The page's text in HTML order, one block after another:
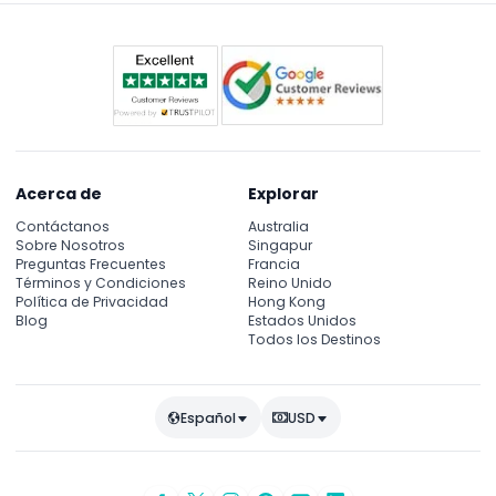
favor confirme al momento de la reserva).
Acerca de
Contáctanos
Sobre Nosotros
Preguntas Frecuentes
Términos y Condiciones
Política de Privacidad
Blog
Explorar
Australia
Singapur
Francia
Reino Unido
Hong Kong
Estados Unidos
Todos los Destinos
Español USD